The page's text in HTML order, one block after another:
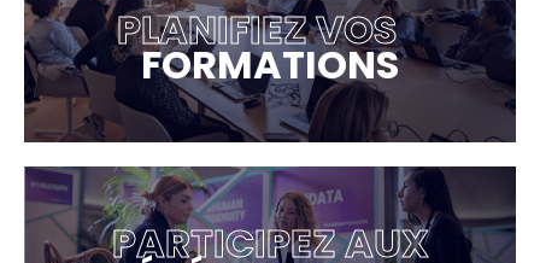
PLANIFIEZ VOS
FORMATIONS
PARTICIPEZ AUX